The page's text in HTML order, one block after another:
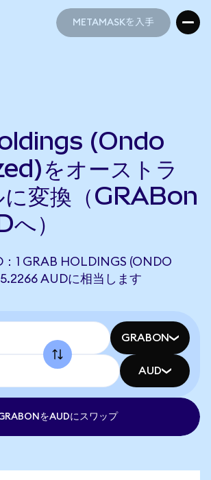
METAMASKを入手
(Ondo
をオーストラ
に変換（GRABon
）
1 GRAB HOLDINGS (ONDO
AUDに相当します
GRABON
AUD
をAUDにスワップ